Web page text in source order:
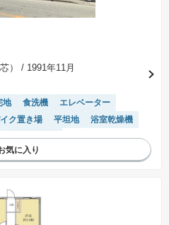
）
/ 1991年11月
地 食洗機
エレベーター
ク置き場 平坦地
浴室乾燥機
温水洗浄便座